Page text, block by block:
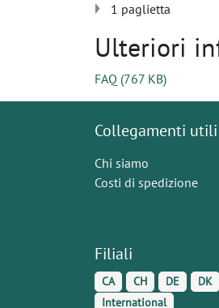
1 paglietta
Ulteriori
FAQ (767 KB)
Collegamenti utili
Chi siamo
Costi di spedizione
Filiali
CA CH DE DK
International